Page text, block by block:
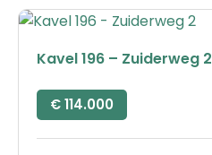
Kavel 196 – Zuiderweg 2
€114.000